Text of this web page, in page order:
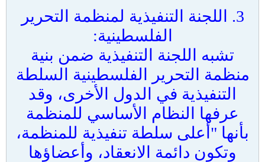
3. اللجنة التنفيذية لمنظمة التحرير
الفلسطينية:
تشبه اللجنة التنفيذية ضمن بنية
منظمة التحرير الفلسطينية السلطة
التنفيذية في الدول الأخرى، وقد
عرفها النظام الأساسي للمنظمة
بأنها "أعلى سلطة تنفيذية للمنظمة،
وتكون دائمة الانعقاد، وأعضاؤها